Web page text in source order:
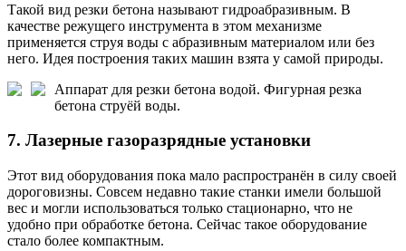
Такой вид резки бетона называют гидроабразивным. В
качестве режущего инструмента в этом механизме
применяется струя воды с абразивным материалом или без
него. Идея построения таких машин взята у самой природы.
Аппарат для резки бетона водой. Фигурная резка
бетона струёй воды.
7. Лазерные газоразрядные установки
Этот вид оборудования пока мало распространён в силу своей
дороговизны. Совсем недавно такие станки имели большой
вес и могли использоваться только стационарно, что не
удобно при обработке бетона. Сейчас такое оборудование
стало более компактным.